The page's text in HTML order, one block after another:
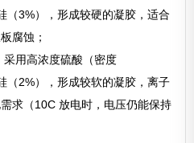
（3%），形成较硬的凝胶，适合
腐蚀；
用高浓度硫酸（密度
（2%），形成较软的凝胶，离子
求（10C 放电时，电压仍能保持